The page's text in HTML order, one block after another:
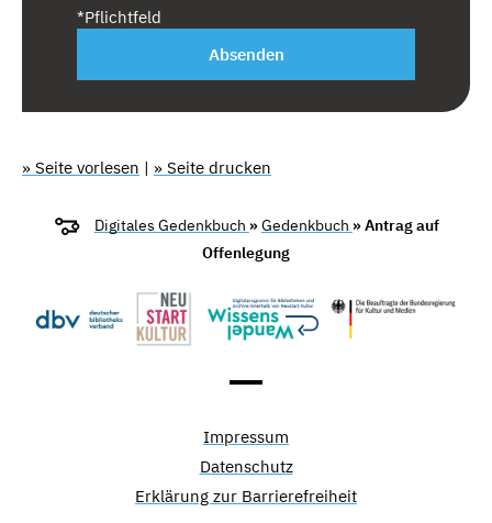
*Pflichtfeld
Absenden
» Seite vorlesen | » Seite drucken
Digitales Gedenkbuch »Gedenkbuch » Antrag auf
Offenlegung
Impressum
Datenschutz
Erklärung zur Barrierefreiheit